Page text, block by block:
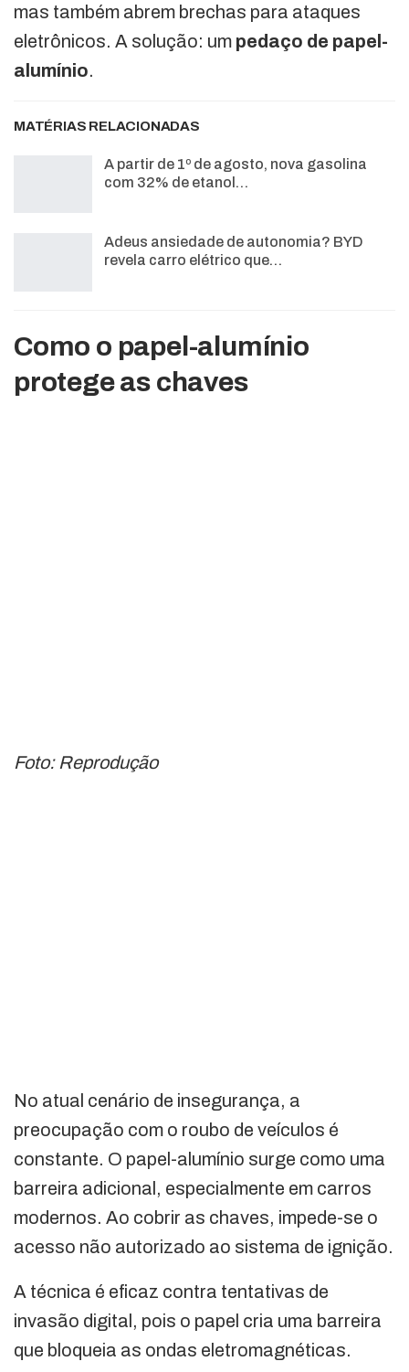
mas também abrem brechas para ataques
eletrônicos. A solução: um pedaço de papel-
alumínio.
MATÉRIAS RELACIONADAS
A partir de 1º de agosto, nova gasolina
com 32% de etanol…
Adeus ansiedade de autonomia? BYD
revela carro elétrico que…
Como o papel-alumínio
protege as chaves
Foto: Reprodução
No atual cenário de insegurança, a
preocupação com o roubo de veículos é
constante. O papel-alumínio surge como uma
barreira adicional, especialmente em carros
modernos. Ao cobrir as chaves, impede-se o
acesso não autorizado ao sistema de ignição.
A técnica é eficaz contra tentativas de
invasão digital, pois o papel cria uma barreira
que bloqueia as ondas eletromagnéticas.